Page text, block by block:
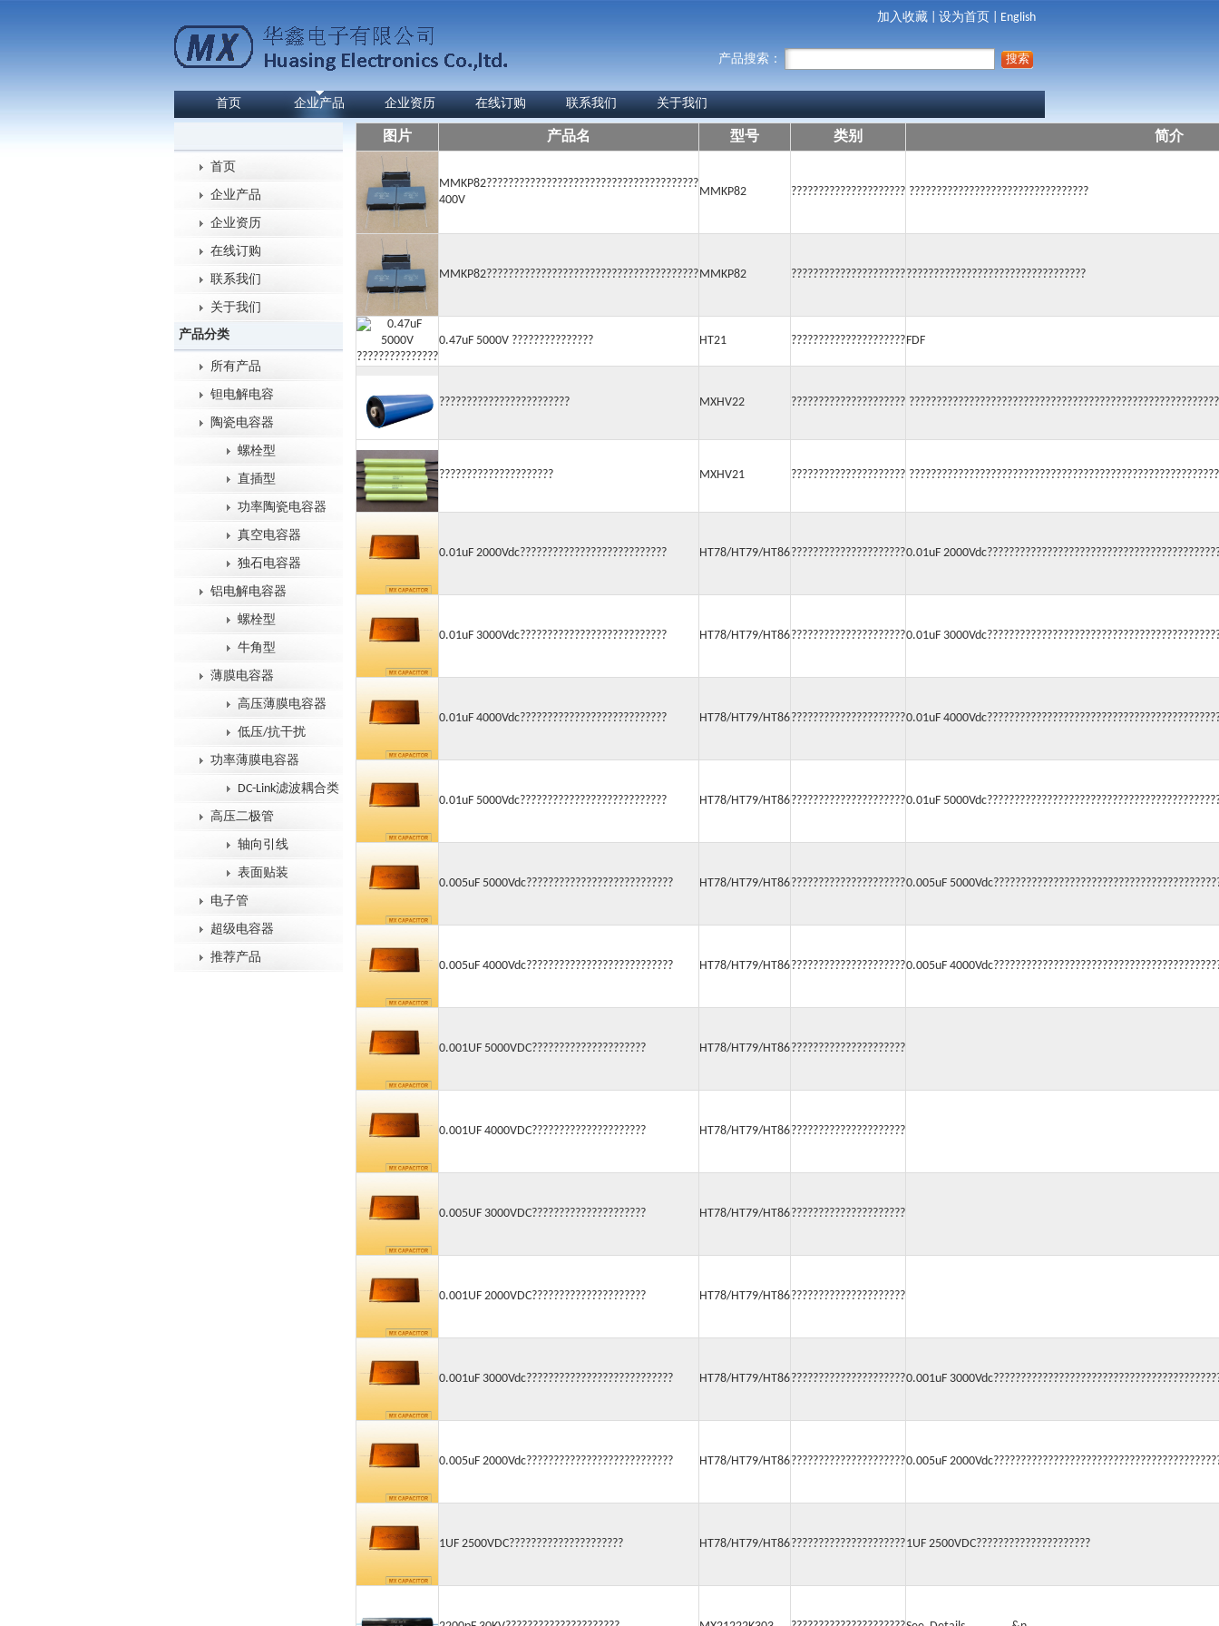
加入收藏 设为首页 English
产品搜索：
首页 企业产品 企业资历 在线订购 联系我们 关于我们
首页
企业产品
企业资历
在线订购
联系我们
关于我们
产品分类
所有产品
钽电解电容
陶瓷电容器
螺栓型
直插型
功率陶瓷电容器
真空电容器
独石电容器
铝电解电容器
螺栓型
牛角型
薄膜电容器
高压薄膜电容器
低压/抗干扰
功率薄膜电容器
DC-Link滤波耦合类
高压二极管
轴向引线
表面贴装
电子管
超级电容器
推荐产品
图片 产品名 型号 类别 简介
MMKP82???????????????????????????????????????
400V
MMKP82 ????????????????????? ?????????????????????????????????
MMKP82???????????????????????????????????????MMKP82 ??????????????????????????????????????????????????????
0.47uF 5000V ??????????????? HT21 ?????????????????????FDF
???????????????????????? MXHV22 ?????????????????????
????????????????????? MXHV21 ?????????????????????
0.01uF 2000Vdc??????????????????????????? HT78/HT79/HT86?????????????????????0.01uF
0.01uF 3000Vdc??????????????????????????? HT78/HT79/HT86?????????????????????0.01uF
0.01uF 4000Vdc??????????????????????????? HT78/HT79/HT86?????????????????????0.01uF
0.01uF 5000Vdc??????????????????????????? HT78/HT79/HT86?????????????????????0.01uF
0.005uF 5000Vdc??????????????????????????? HT78/HT79/HT86?????????????????????0.005uF
0.005uF 4000Vdc??????????????????????????? HT78/HT79/HT86?????????????????????0.005uF
0.001UF 5000VDC????????????????????? HT78/HT79/HT86?????????????????????
0.001UF 4000VDC????????????????????? HT78/HT79/HT86?????????????????????
0.005UF 3000VDC????????????????????? HT78/HT79/HT86?????????????????????
0.001UF 2000VDC????????????????????? HT78/HT79/HT86?????????????????????
0.001uF 3000Vdc??????????????????????????? HT78/HT79/HT86?????????????????????0.001uF
0.005uF 2000Vdc??????????????????????????? HT78/HT79/HT86?????????????????????0.005uF
1UF 2500VDC????????????????????? HT78/HT79/HT86?????????????????????1UF 2500VDC?????????????????????